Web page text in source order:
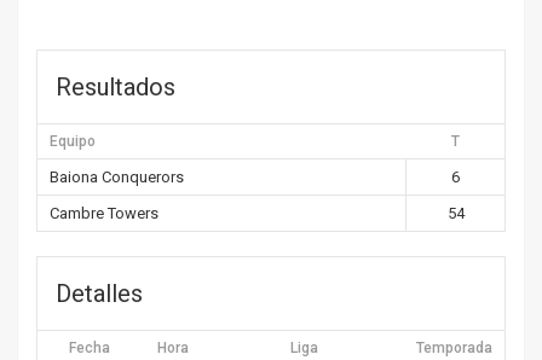
Resultados
Equipo T
Baiona Conquerors
6
Cambre Towers
54
Detalles
Fecha Hora Liga Temporada